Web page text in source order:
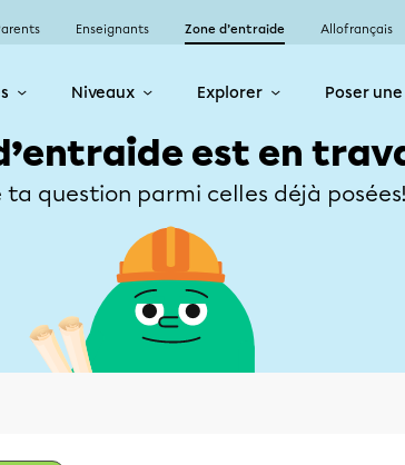
Enseignants Zone d’entraide Allofrançais
Niveaux Explorer Poser
est en
ta question parmi celles déjà posées!